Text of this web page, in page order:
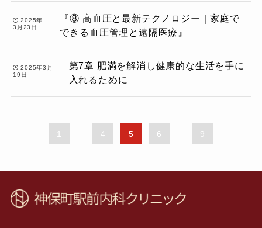
2025年
3月23日
『⑧ 高血圧と最新テクノロジー｜家庭で
できる血圧管理と遠隔医療』
2025年3月
19日
第7章 肥満を解消し健康的な生活を手に
入れるために
1 4 5 6 9